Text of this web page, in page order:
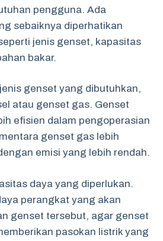
pengguna. Ada
sebaiknya diperhatikan
jenis genset, kapasitas
bakar.
genset yang dibutuhkan,
atau genset gas. Genset
efisien dalam pengoperasian
genset gas lebih
emisi yang lebih rendah.
daya yang diperlukan.
perangkat yang akan
genset tersebut, agar genset
pasokan listrik yang